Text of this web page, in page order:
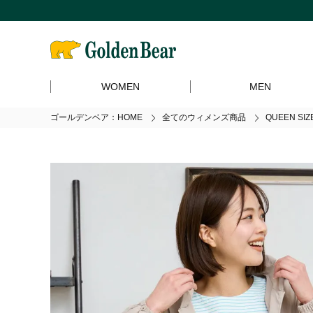
WOMEN MEN
ゴールデンベア：HOME 全てのウィメンズ商品 QUEEN